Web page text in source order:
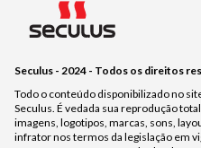
Seculus - 2024 - Todos os direitos
Todo o conteúdo disponibilizado no
Seculus. É vedada sua reprodução
imagens, logotipos, marcas, sons,
infrator nos termos da legislação em